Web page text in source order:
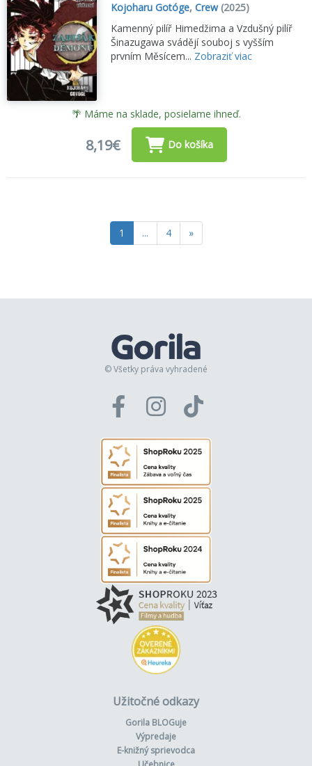
Kojoharu Gotóge,Crew(2025)
Kamenný pilíř Himedžima a Vzdušný pilíř
Šinazugawa svádějí souboj s vyšším
prvním Měsícem... Zobraziť viac
🌴 Máme na sklade, posielame ihneď.
8,19€ Do košíka
1 ... 4 »
© Všetky práva vyhradené
Užitočné odkazy
Gorila BLOGuje
Výpredaje
E-knižný sprievodca